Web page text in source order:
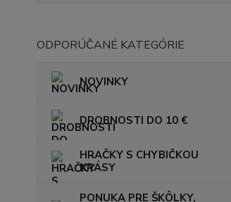
ODPORÚČANÉ KATEGÓRIE
NOVINKY
DROBNOSTI DO 10 €
HRAČKY S CHYBIČKOU
KRÁSY
PONUKA PRE ŠKÔLKY,